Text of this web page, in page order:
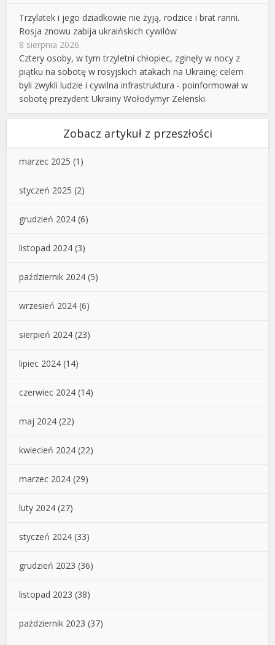
Trzylatek i jego dziadkowie nie żyją, rodzice i brat ranni.
Rosja znowu zabija ukraińskich cywilów
8 sierpnia 2026
Cztery osoby, w tym trzyletni chłopiec, zginęły w nocy z
piątku na sobotę w rosyjskich atakach na Ukrainę; celem
byli zwykli ludzie i cywilna infrastruktura - poinformował w
sobotę prezydent Ukrainy Wołodymyr Zełenski.
Zobacz artykuł z przeszłości
marzec 2025 (1)
styczeń 2025 (2)
grudzień 2024 (6)
listopad 2024 (3)
październik 2024 (5)
wrzesień 2024 (6)
sierpień 2024 (23)
lipiec 2024 (14)
czerwiec 2024 (14)
maj 2024 (22)
kwiecień 2024 (22)
marzec 2024 (29)
luty 2024 (27)
styczeń 2024 (33)
grudzień 2023 (36)
listopad 2023 (38)
październik 2023 (37)